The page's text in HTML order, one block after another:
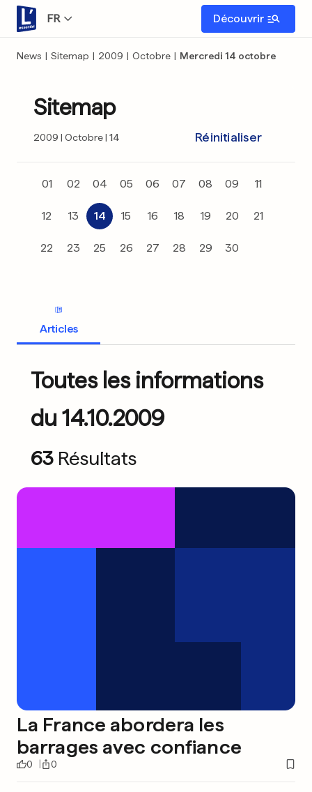
FR Découvrir
News | Sitemap | 2009 | Octobre | Mercredi 14 octobre
Sitemap
2009 Octobre 14 Réinitialiser
01 02 04 05 06 07 08 09 11
12 13 14 15 16 18 19 20 21
22 23 25 26 27 28 29 30
Articles
Toutes les informations
du 14.10.2009
63 Résultats
La France abordera les
barrages avec confiance
0 0